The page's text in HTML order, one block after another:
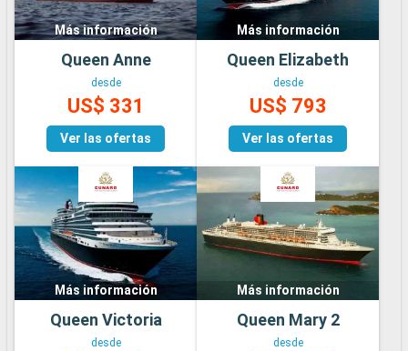
Más información
Queen Anne
desde
US$ 331
Ver las ofertas
Más información
Queen Elizabeth
desde
US$ 793
Ver las ofertas
Más información
Queen Victoria
desde
Más información
Queen Mary 2
desde